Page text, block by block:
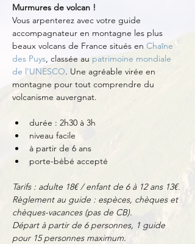
Murmures de volcan !
Vous arpenterez avec votre guide
accompagnateur en montagne les plus
beaux volcans de France situés en Chaîne
des Puys, classée au patrimoine mondiale
de l'UNESCO. Une agréable virée en
montagne pour tout comprendre du
volcanisme auvergnat.
durée : 2h30 à 3h
niveau facile
à partir de 6 ans
porte-bébé accepté
Tarifs : adulte 18€ / enfant de 6 à 12 ans 13€.
Règlement au guide : espèces, chèques et
chèques-vacances (pas de CB).
Départ à partir de 6 personnes, 1 guide
pour 15 personnes maximum.